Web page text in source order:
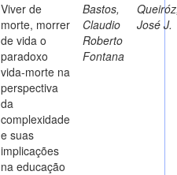
Viver de
morte, morrer
de vida o
paradoxo
vida-morte na
perspectiva
da
complexidade
e suas
implicações
na educação
Bastos,
Claudio
Roberto
Fontana
José J.